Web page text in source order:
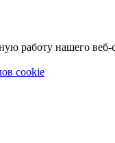
работу нашего веб-
cookie